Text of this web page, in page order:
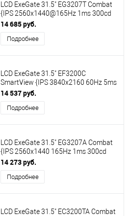
LCD ExeGate 31.5" EG3207T Combat
{IPS 2560x1440@165Hz 1ms 300cd
1000:1 178/178 2xHDMI2.0
DisplayPort USB speakers VESA}
[EX299472RUS]
14 685 руб.
Подробнее
LCD ExeGate 31.5" EF3200C
SmartView {IPS 3840x2160 60Hz 5ms
16:9, 300cd 1000:1 178/178
2xHDMI2.0 DisplayPort USB Speakers
VESA} [EX299469RUS]
14 537 руб.
Подробнее
LCD ExeGate 31.5" EG3207A Combat
{IPS 2560x1440 165Hz 1ms 300cd
1000:1 178/178 2xHDMI DisplayPort
USB} [EX297299RUS]
14 273 руб.
Подробнее
LCD ExeGate 31.5" EC3200TA Combat